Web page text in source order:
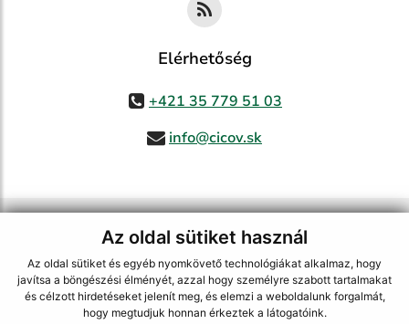
Az oldal sütiket használ
Az oldal sütiket és egyéb nyomkövető technológiákat alkalmaz, hogy
javítsa a böngészési élményét, azzal hogy személyre szabott tartalmakat
és célzott hirdetéseket jelenít meg, és elemzi a weboldalunk forgalmát,
hogy megtudjuk honnan érkeztek a látogatóink.
Elérhetőség
+421 35 779 51 03
info@cicov.sk
ECHELON 2 CMS rendszer (tartalomkezelő rendszer),
Internetes portál
webhosting webex.digital, s.r.o., Domain-ek
Domain
regisztráció, spoločnosť webex.digital, s.r.o.,Webmester
A legutolsó frissítés időpontja:03.08.2026